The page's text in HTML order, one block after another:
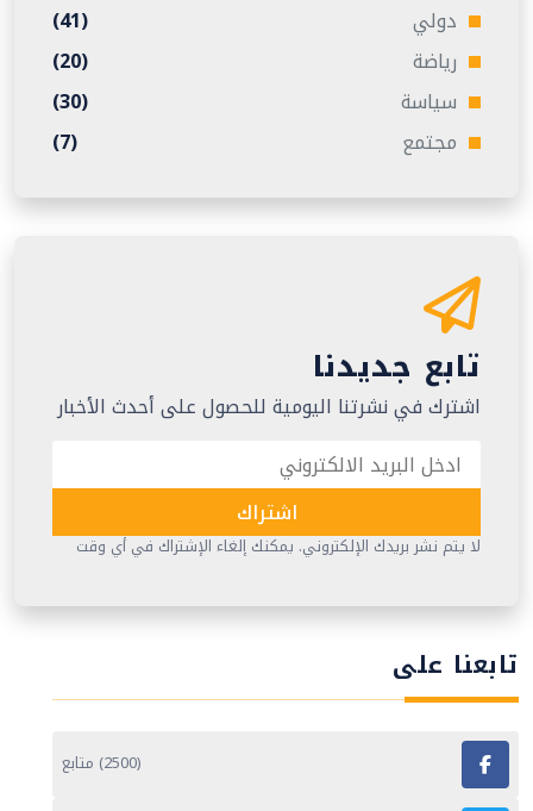
دولي
(41)
رياضة
(20)
سياسة
(30)
مجتمع
(7)
تابع جديدنا
اشترك في نشرتنا اليومية للحصول على أحدث الأخبار
اشتراك
لا يتم نشر بريدك الإلكتروني. يمكنك إلغاء الإشتراك في أي وقت
تابعنا على
(2500) متابع